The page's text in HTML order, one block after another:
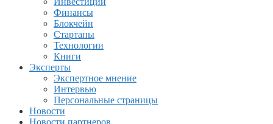
Финансы
Блокчейн
Стартапы
Технологии
Книги
Эксперты
Экспертное мнение
Интервью
Персональные страницы
Новости
Новости партнеров